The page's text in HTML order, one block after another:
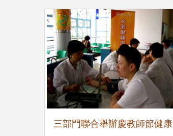
三部門聯合舉辦慶教師節健康